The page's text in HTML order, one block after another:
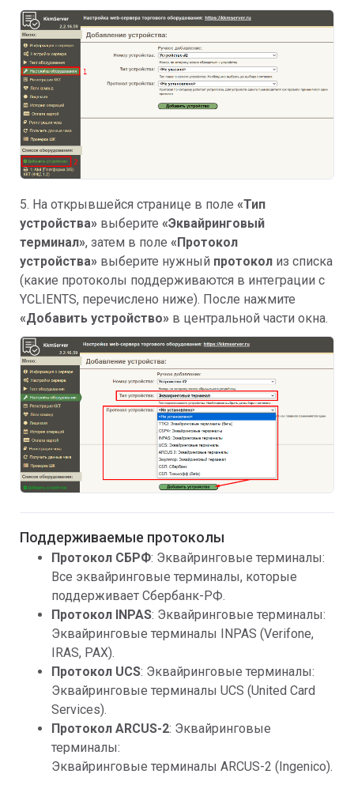
5. На открывшейся странице в поле «Тип
устройства» выберите «Эквайринговый
терминал», затем в поле «Протокол
устройства» выберите нужный протокол из списка
(какие протоколы поддерживаются в интеграции с
YCLIENTS, перечислено ниже). После нажмите
«Добавить устройство» в центральной части окна.
Поддерживаемые протоколы
Протокол СБРФ: Эквайринговые терминалы:
Все эквайринговые терминалы, которые
поддерживает Сбербанк-РФ.
Протокол INPAS: Эквайринговые терминалы:
Эквайринговые терминалы INPAS (Verifone,
IRAS, PAX).
Протокол UCS: Эквайринговые терминалы:
Эквайринговые терминалы UCS (United Card
Services).
Протокол ARCUS-2: Эквайринговые
терминалы:
Эквайринговые терминалы ARCUS-2 (Ingenico).